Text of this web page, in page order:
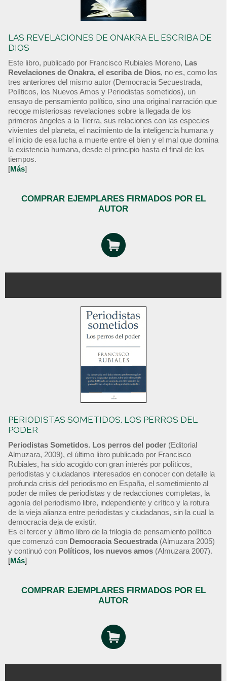
LAS REVELACIONES DE ONAKRA EL ESCRIBA DE
DIOS
Este libro, publicado por Francisco Rubiales Moreno, Las
Revelaciones de Onakra, el escriba de Dios, no es, como los
tres anteriores del mismo autor (Democracia Secuestrada,
Políticos, los Nuevos Amos y Periodistas sometidos), un
ensayo de pensamiento político, sino una original narración que
recoge misteriosas revelaciones sobre la llegada de los
primeros ángeles a la Tierra, sus relaciones con las especies
vivientes del planeta, el nacimiento de la inteligencia humana y
el inicio de esa lucha a muerte entre el bien y el mal que domina
la existencia humana, desde el principio hasta el final de los
tiempos.
[Más]
COMPRAR EJEMPLARES FIRMADOS POR EL
AUTOR
PERIODISTAS SOMETIDOS. LOS PERROS DEL
PODER
Periodistas Sometidos. Los perros del poder (Editorial
Almuzara, 2009), el último libro publicado por Francisco
Rubiales, ha sido acogido con gran interés por políticos,
periodistas y ciudadanos interesados en conocer con detalle la
profunda crisis del periodismo en España, el sometimiento al
poder de miles de periodistas y de redacciones completas, la
agonía del periodismo libre, independiente y crítico y la rotura
de la vieja alianza entre periodistas y ciudadanos, sin la cual la
democracia deja de existir.
Es el tercer y último libro de la trilogía de pensamiento político
que comenzó con Democracia Secuestrada (Almuzara 2005)
y continuó con Políticos, los nuevos amos (Almuzara 2007).
[Más]
COMPRAR EJEMPLARES FIRMADOS POR EL
AUTOR